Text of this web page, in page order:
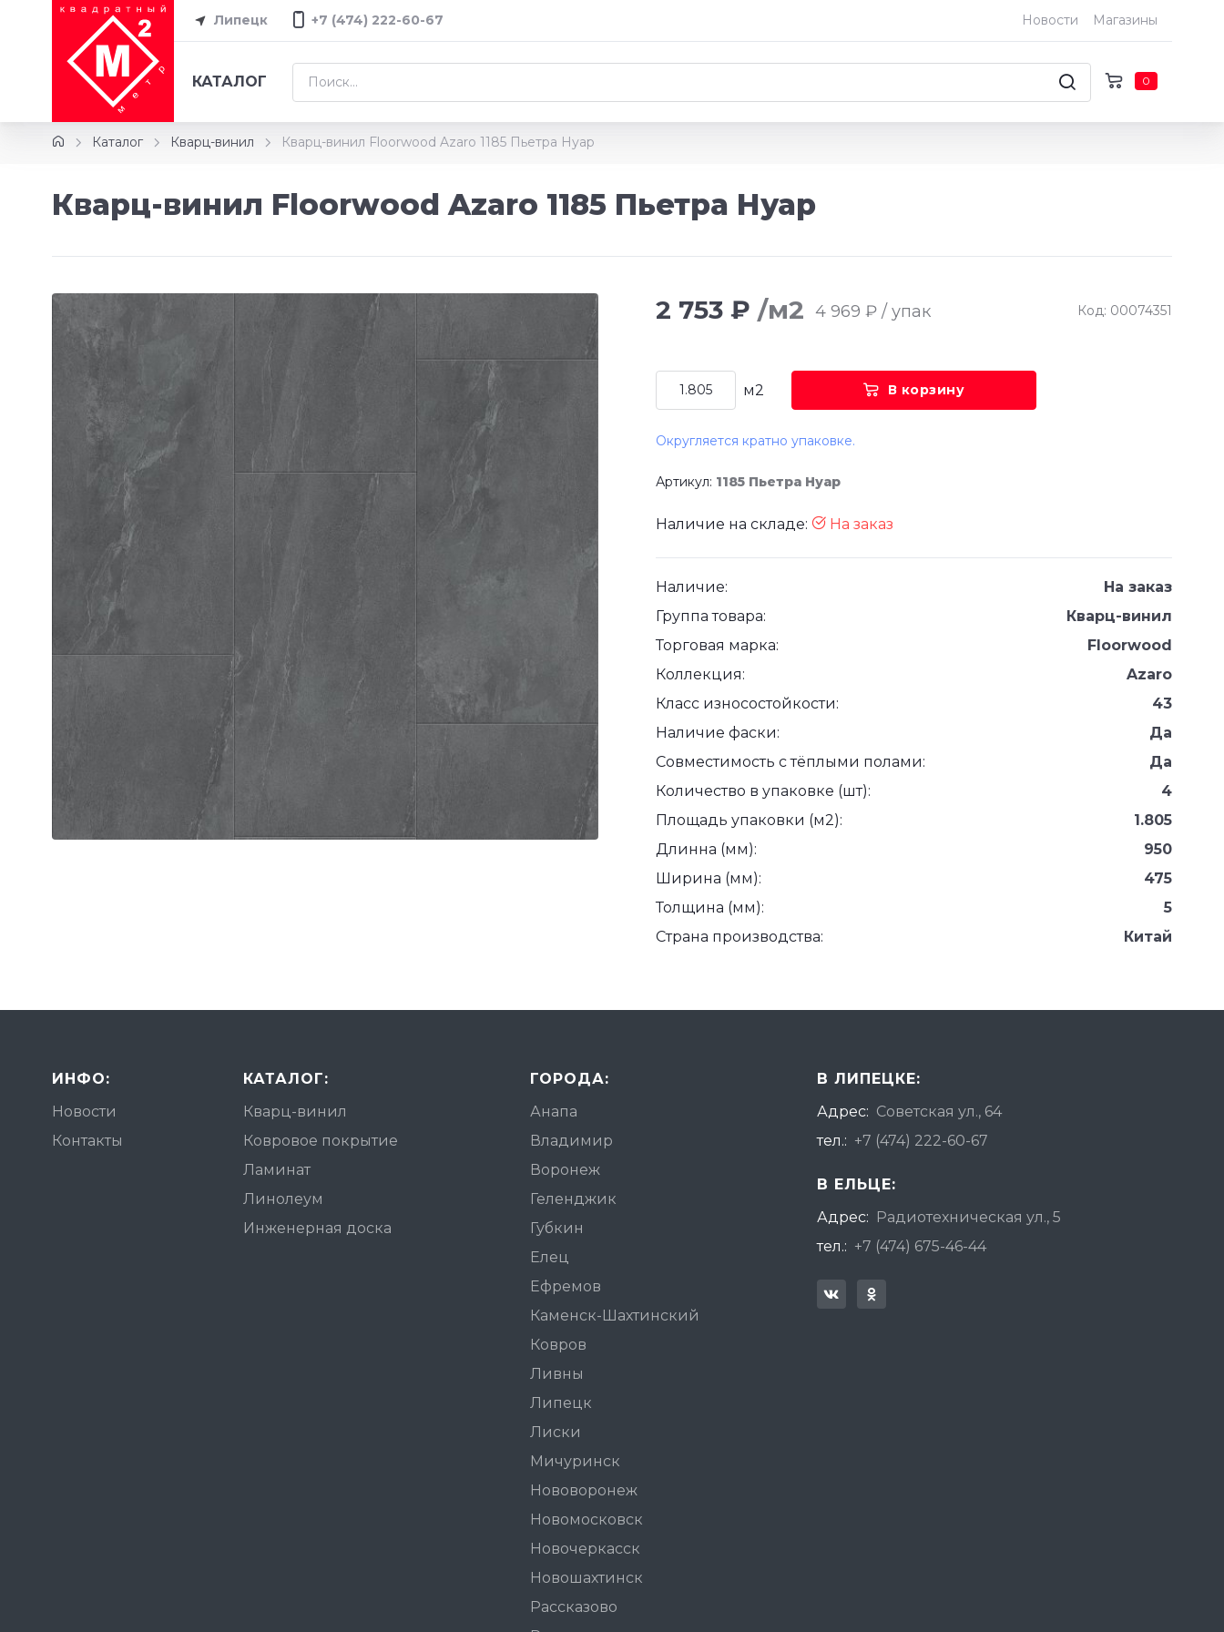
Липецк +7 (474) 222-60-67 Новости Магазины
КАТАЛОГ 0
Каталог Кварц-винил Кварц-винил Floorwood Azaro 1185 Пьетра Нуар
Кварц-винил Floorwood Azaro 1185 Пьетра Нуар
2 753 ₽ /м2 4 969 ₽ / упак Код: 00074351
м2 В корзину
Округляется кратно упаковке.
Артикул: 1185 Пьетра Нуар
Наличие на складе: На заказ
Наличие:
На заказ
Группа товара:
Кварц-винил
Торговая марка:
Floorwood
Коллекция:
Azaro
Класс износостойкости:
43
Наличие фаски:
Да
Совместимость с тёплыми полами:
Да
Количество в упаковке (шт):
4
Площадь упаковки (м2):
1.805
Длинна (мм):
950
Ширина (мм):
475
Толщина (мм):
5
Страна производства:
Китай
ИНФО:
Новости
Контакты
КАТАЛОГ:
Кварц-винил
Ковровое покрытие
Ламинат
Линолеум
Инженерная доска
ГОРОДА:
Анапа
Владимир
Воронеж
Геленджик
Губкин
Елец
Ефремов
Каменск-Шахтинский
Ковров
Ливны
Липецк
Лиски
Мичуринск
Нововоронеж
Новомосковск
Новочеркасск
Новошахтинск
Рассказово
В ЛИПЕЦКЕ:
Адрес: Советская ул., 64
тел.: +7 (474) 222-60-67
В ЕЛЬЦЕ:
Адрес:
Радиотехническая ул., 5
тел.: +7 (474) 675-46-44